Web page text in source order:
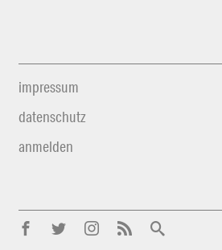
impressum
datenschutz
anmelden